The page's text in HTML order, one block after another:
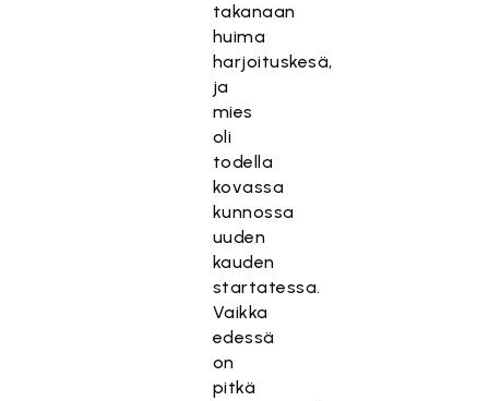
takanaan
huima
harjoituskesä,
ja
mies
oli
todella
kovassa
kunnossa
uuden
kauden
startatessa.
Vaikka
edessä
on
pitkä